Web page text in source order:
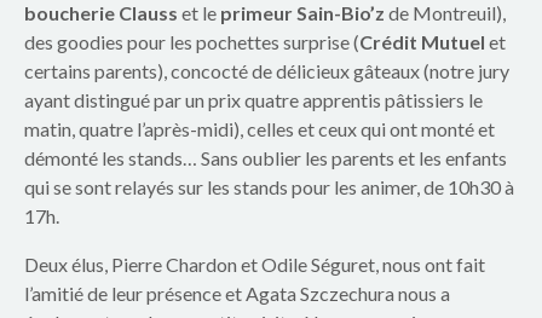
e
s
c
o
l
a
boucherie Clauss et le primeur Sain-Bio’z de Montreuil),
des goodies pour les pochettes surprise (Crédit Mutuel et
certains parents), concocté de délicieux gâteaux (notre jury
ayant distingué par un prix quatre apprentis pâtissiers le
matin, quatre l’après-midi), celles et ceux qui ont monté et
démonté les stands… Sans oublier les parents et les enfants
qui se sont relayés sur les stands pour les animer, de 10h30 à
17h.
Deux élus, Pierre Chardon et Odile Séguret, nous ont fait
l’amitié de leur présence et Agata Szczechura nous a